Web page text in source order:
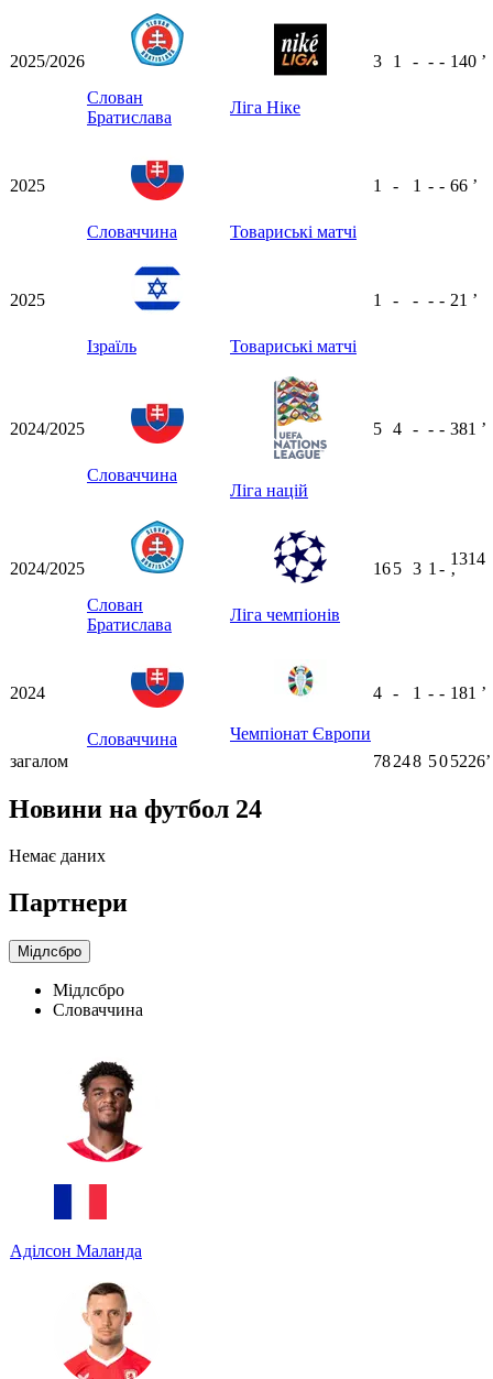
2025/2026
Слован
Братислава
Ліга Ніке
3 1 - - - 140 ʼ
2025
Словаччина Товариські матчі
1 - 1 - - 66 ʼ
2025
Ізраїль Товариські матчі
1 - - - - 21 ʼ
2024/2025
Словаччина
Ліга націй
5 4 - - - 381 ʼ
2024/2025
Слован
Братислава
Ліга чемпіонів
165 3 1 -
1314
ʼ
2024
Словаччина Чемпіонат Європи
4 - 1 - - 181 ʼ
загалом 78248 505226ʼ
Новини на футбол 24
Немає даних
Партнери
Мідлсбро
Мідлсбро
Словаччина
Аділсон Маланда